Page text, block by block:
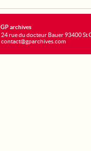
GP archives
24 rue du docteur Bauer 93400 St
contact@gparchives.com